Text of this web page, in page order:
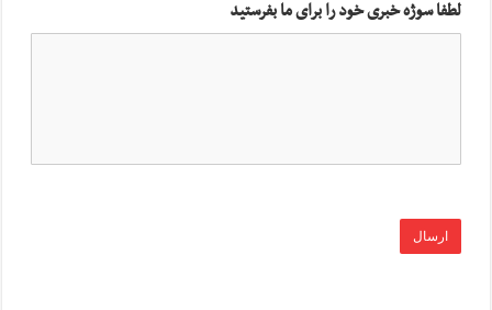
لطفا سوژه خبری خود را برای ما بفرستید